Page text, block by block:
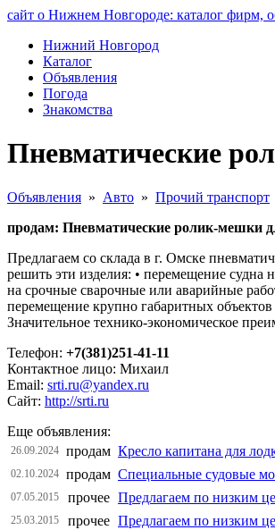
сайт о Нижнем Новгороде: каталог фирм,
Нижний Новгород
Каталог
Объявления
Погода
Знакомства
Пневматические
Объявления » Авто » Прочий транспорт
продам: Пневматические ролик-мешки
Предлагаем со склада в г. Омске
решить эти изделия: • перемещение судна
на срочные сварочные или аварийные
перемещение крупно габаритных
Значительное технико-экономическое
Телефон: +7(381)251-41-11
Контактное лицо: Михаил
Email: srti.ru@yandex.ru
Сайт: http://srti.ru
Еще объявления:
26.09.2024 продам Кресло капитана для
02.10.2024 продам Специальные судовые
07.05.2015 прочее Предлагаем по низким
25.03.2015 прочее Предлагаем по низким